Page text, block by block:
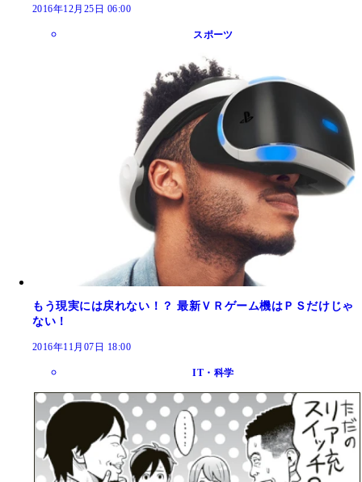
2016年12月25日 06:00
スポーツ
もう現実には戻れない！？ 最新ＶＲゲーム機はＰＳだけじゃ
ない！
2016年11月07日 18:00
IT・科学